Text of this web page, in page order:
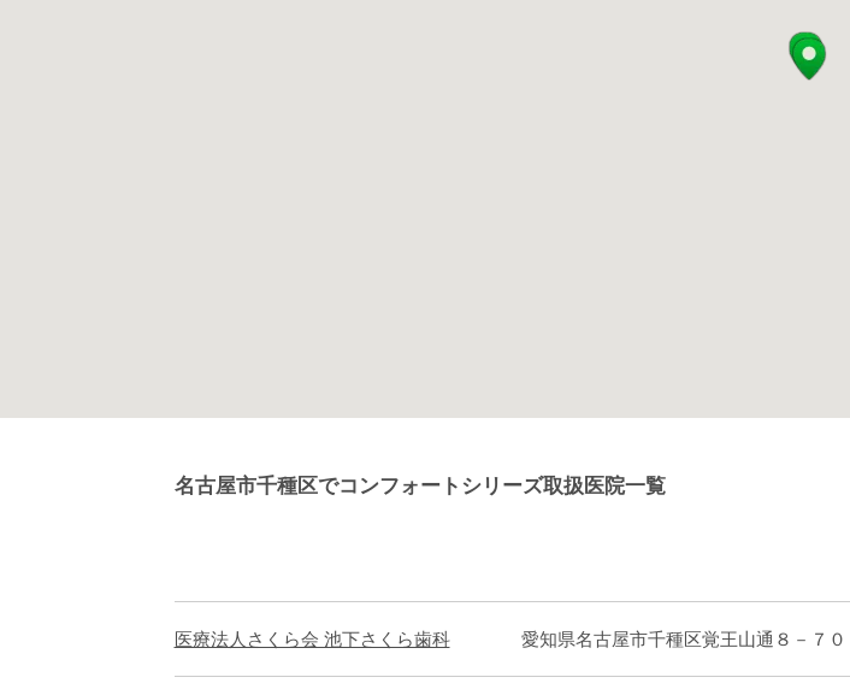
名古屋市千種区でコンフォートシリーズ取扱医院一覧
医療法人さくら会 池下さくら歯科 愛知県名古屋市千種区覚王山通８－７